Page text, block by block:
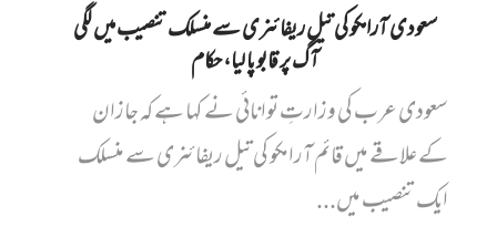
سعودی آرامکو کی تیل ریفائنری سے منسلک تنصیب میں‌ لگی
آگ پر قابو پا لیا، حکام
سعودی عرب کی وزارتِ توانائی نے کہا ہے کہ جازان
کے علاقے میں قائم آرامکو کی تیل ریفائنری سے منسلک
ایک تنصیب میں...